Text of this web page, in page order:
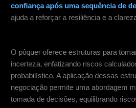
confiança após uma sequência de
ajuda a reforçar a resiliência e a
O pôquer oferece estruturas para
incerteza, enfatizando riscos
probabilístico. A aplicação dessas
negociação permite uma abordagem
tomada de decisões, equilibrando